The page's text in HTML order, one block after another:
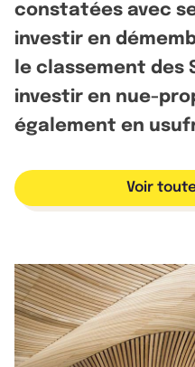
constatées avec
investir en
le classement des
investir en nue-
également en
Voir